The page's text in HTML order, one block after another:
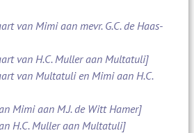
van Mimi aan mevr. G.C. de Haas-
van H.C. Muller aan Multatuli]
van Multatuli en Mimi aan H.C.
Mimi aan M.J. de Witt Hamer]
H.C. Muller aan Multatuli]